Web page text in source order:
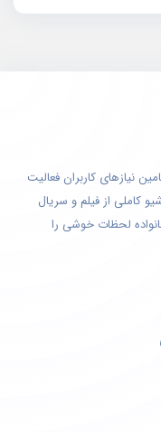
نیازهای کاربران فعالیت
کاملی از فیلم و سریال
لحظات خوشی را